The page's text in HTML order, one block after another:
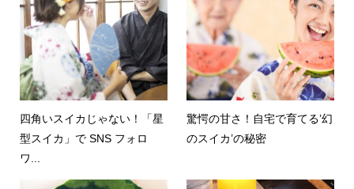
四角いスイカじゃない！「星
型スイカ」で SNS フォロ
ワ...
驚愕の甘さ！自宅で育てる’幻
のスイカ’の秘密